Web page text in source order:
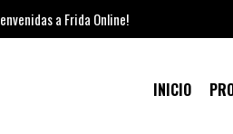
a Frida Online!
INICIO